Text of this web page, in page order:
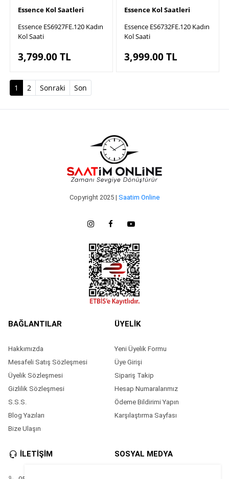
Essence Kol Saatleri
Essence ES6927FE.120 Kadın
Kol Saati
3,799.00TL
Essence Kol Saatleri
Essence ES6732FE.120 Kadın
Kol Saati
3,999.00TL
1 (current)
2 Sonraki Son
Copyright 2025 | Saatim Online
BAĞLANTILAR
Hakkımızda
Mesafeli Satış Sözleşmesi
Üyelik Sözleşmesi
Gizlilik Sözleşmesi
S.S.S.
Blog Yazıları
Bize Ulaşın
ÜYELİK
Yeni Üyelik Formu
Üye Girişi
Sipariş Takip
Hesap Numaralarımız
Ödeme Bildirimi Yapın
Karşılaştırma Sayfası
İLETİŞİM SOSYAL MEDYA